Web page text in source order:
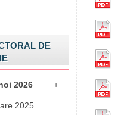
DE
2026 +
2025